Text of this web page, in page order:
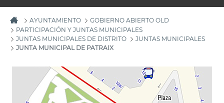
AYUNTAMIENTO
GOBIERNO ABIERTO OLD
PARTICIPACIÓN Y JUNTAS MUNICIPALES
JUNTAS MUNICIPALES DE DISTRITO
JUNTAS MUNICIPALES
JUNTA MUNICIPAL DE PATRAIX